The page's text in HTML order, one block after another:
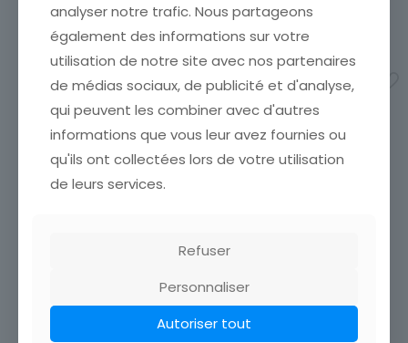
CARTE POSTALE UNE RUE A
JERUSALEM
ÉTAT VOIR SCAN Cumulez
vos achats en visitant ma
boutique afin de réduire
vos frais de port. Emballage
€
Soigné !!!
5,00€
Ajouter au panier
analyser notre trafic. Nous partageons
également des informations sur votre
utilisation de notre site avec nos partenaires
de médias sociaux, de publicité et d'analyse,
qui peuvent les combiner avec d'autres
informations que vous leur avez fournies ou
qu'ils ont collectées lors de votre utilisation
de leurs services.
Refuser
Personnaliser
Autoriser tout